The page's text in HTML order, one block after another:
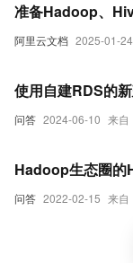
阿里云文档 2025-01-24
准备Hadoop、
问答 2024-06-10 来自
使用自建RDS的
问答 2022-02-15 来自
Hadoop生态圈的